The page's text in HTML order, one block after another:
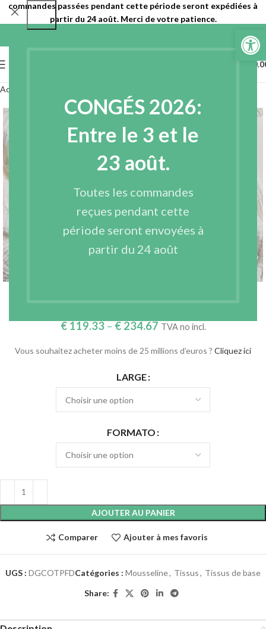
CONGÉS 2026:
Entre le 3 et le
23 août.
Toutes les commandes
reçues pendant cette
période seront envoyées à
partir du 24 août
Ouvrir
Accueil
Voir Vidéo
DOUBLE GAZE DE COTON PFD – DGCOT
€119.33– €234.67 TVA no incl.
Vous souhaitez acheter moins de 25 millions d’euros ? Cliquez ici
LARGE
FORMATO
AJOUTER AU PANIER
Comparer Ajouter à mes favoris
UGS : DGCOTPFDCatégories : Mousseline, Tissus, Tissus de base
Share:
commandes passées pendant cette période seront expédiées à
partir du 24 août. Merci de votre patience.